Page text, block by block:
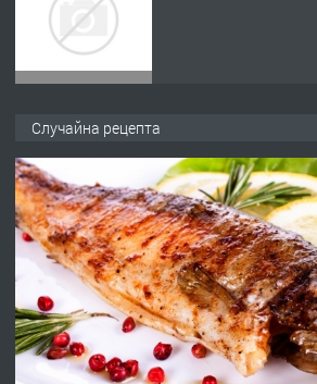
ПРЕДЛАГА Работа за общи
Случайна рецепта